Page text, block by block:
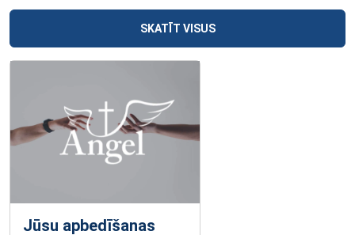
SKATĪT VISUS
Jūsu apbedīšanas